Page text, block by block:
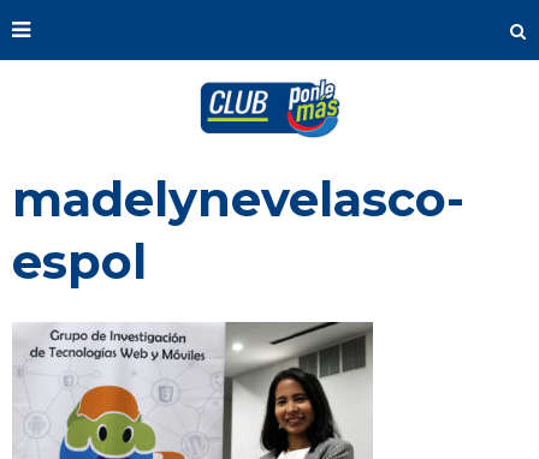
madelynevelasco-
espol